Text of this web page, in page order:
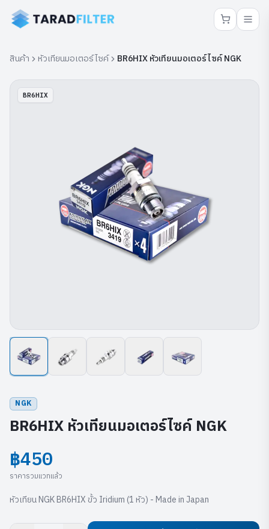
สินค้า หัวเทียนมอเตอร์ไซค์ BR6HIX หัวเทียนมอเตอร์ไซค์ NGK
BR6HIX
NGK
BR6HIX หัวเทียนมอเตอร์ไซค์ NGK
฿450
ราคารวมแวทแล้ว
หัวเทียน NGK BR6HIX ขั้ว Iridium (1 หัว) - Made in Japan